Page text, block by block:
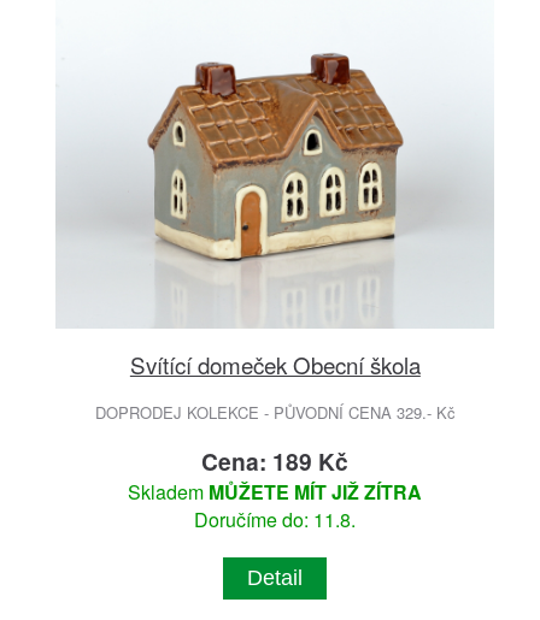
Svítící domeček Obecní škola
DOPRODEJ KOLEKCE - PŮVODNÍ CENA 329.- Kč
Cena: 189 Kč
Skladem MŮŽETE MÍT JIŽ ZÍTRA
Doručíme do: 11.8.
Detail